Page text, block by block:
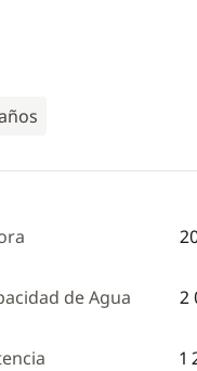
de Agua 2
1